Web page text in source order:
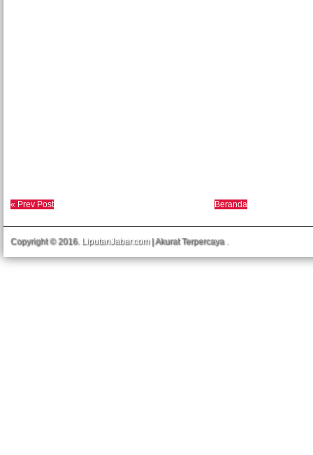
« Prev Post Beranda
Copyright © 2016. LiputanJabar.com| Akurat Terpercaya